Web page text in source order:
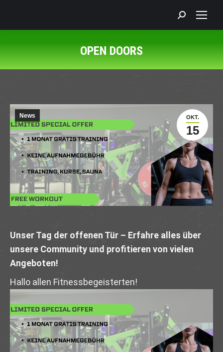
Search:
OPEN DOORS
OKT.
15
News
Unser Tag der offenen Tür – Erfahre alles über
unsere Community und profitieren von vielen
Angeboten!
Hallo allen Fitnessbegeisterten!